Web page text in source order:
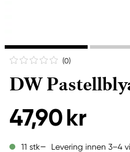
(0)
DW
47,90 kr
11 stk Levering innen 3–4